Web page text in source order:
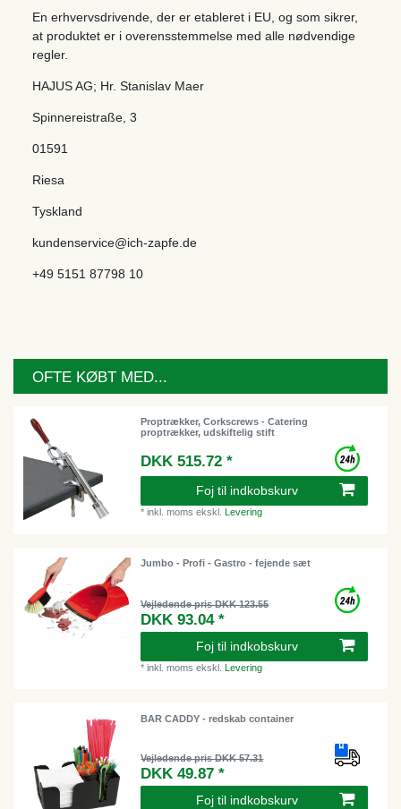
En erhvervsdrivende, der er etableret i EU, og som sikrer,
at produktet er i overensstemmelse med alle nødvendige
regler.
HAJUS AG; Hr. Stanislav Maer
Spinnereistraße 3
01591
Riesa
Tyskland
kundenservice@ich-zapfe.de
+49 5151 87798 10
OFTE KØBT MED...
Proptrækker, Corkscrews - Catering
proptrækker, udskiftelig stift
DKK 515.72 *
Foj til indkobskurv
*inkl. moms ekskl.Levering
Jumbo - Profi - Gastro - fejende sæt
Vejledende pris DKK 123.55
DKK 93.04 *
Foj til indkobskurv
*inkl. moms ekskl.Levering
BAR CADDY - redskab container
Vejledende pris DKK 57.31
DKK 49.87 *
Foj til indkobskurv